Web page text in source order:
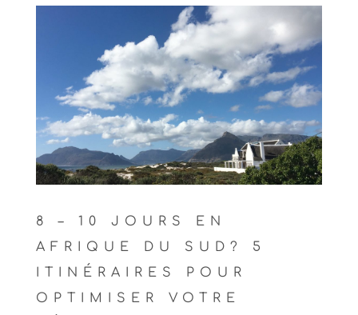
8 – 10 JOURS EN
AFRIQUE DU SUD? 5
ITINÉRAIRES POUR
OPTIMISER VOTRE